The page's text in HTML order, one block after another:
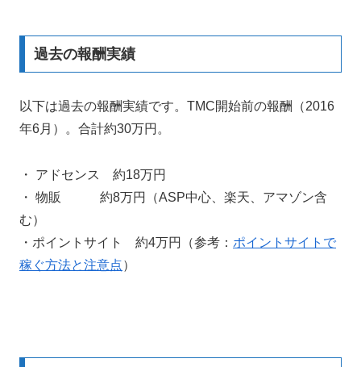
過去の報酬実績
以下は過去の報酬実績です。TMC開始前の報酬（2016
年6月）。合計約30万円。
・ アドセンス 約18万円
・ 物販 約8万円（ASP中心、楽天、アマゾン含
む）
・ポイントサイト 約4万円（参考： ポイントサイトで
稼ぐ方法と注意点）